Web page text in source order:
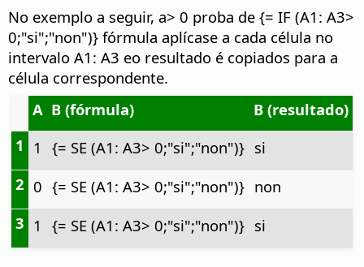
No exemplo a seguir, a> 0 proba de {= IF (A1: A3>
0;"si";"non")} fórmula aplícase a cada célula no
intervalo A1: A3 eo resultado é copiados para a
célula correspondente.
A B (fórmula)
B (resultado)
1 1 {= SE (A1: A3> 0;"si";"non")} si
2 0 {= SE (A1: A3> 0;"si";"non")} non
3 1 {= SE (A1: A3> 0;"si";"non")} si